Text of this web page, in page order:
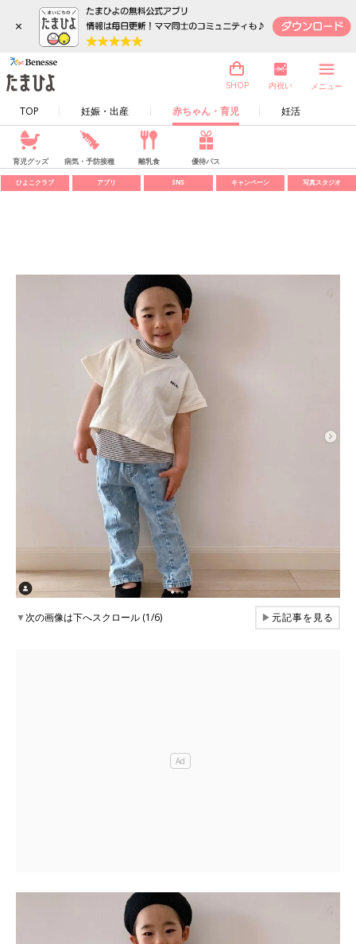
×
TOP 妊娠・出産 赤ちゃん・育児 妊活
SHOP 内祝い メニュー
育児グッズ 病気・予防接種 離乳食 優待パス
ひよこクラブ アプリ SNS キャンペーン 写真スタジオ
▼次の画像は下へスクロール (1/6) ▶元記事を見る